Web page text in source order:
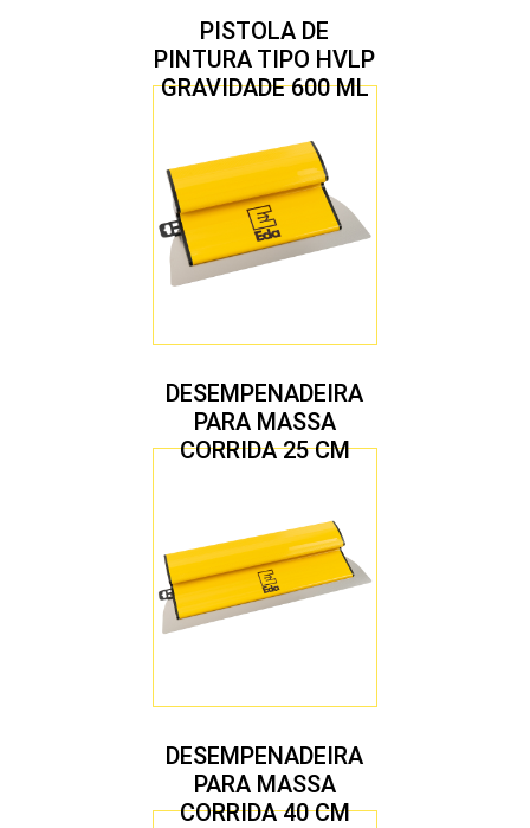
PISTOLA DE
PINTURA TIPO HVLP
GRAVIDADE 600 ML
1,7 MM
DESEMPENADEIRA
PARA MASSA
CORRIDA 25 CM
DESEMPENADEIRA
PARA MASSA
CORRIDA 40 CM